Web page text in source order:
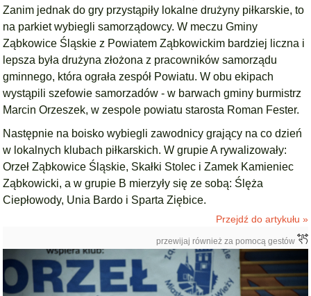
Zanim jednak do gry przystąpiły lokalne drużyny piłkarskie, to
na parkiet wybiegli samorządowcy. W meczu Gminy
Ząbkowice Śląskie z Powiatem Ząbkowickim bardziej liczna i
lepsza była drużyna złożona z pracowników samorządu
gminnego, która ograła zespół Powiatu. W obu ekipach
wystąpili szefowie samorzadów - w barwach gminy burmistrz
Marcin Orzeszek, w zespole powiatu starosta Roman Fester.
Następnie na boisko wybiegli zawodnicy grający na co dzień
w lokalnych klubach piłkarskich. W grupie A rywalizowały:
Orzeł Ząbkowice Śląskie, Skałki Stolec i Zamek Kamieniec
Ząbkowicki, a w grupie B mierzyły się ze sobą: Ślęża
Ciepłowody, Unia Bardo i Sparta Ziębice.
Przejdź do artykułu »
przewijaj również za pomocą gestów